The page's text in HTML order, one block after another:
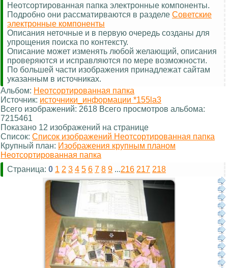
Неотсортированная папка электронные компоненты.
Подробно они рассматирваются в разделе Советские
электронные компоненты
Описания неточные и в первую очередь созданы для
упрощения поиска по контексту.
Описание может изменять любой желающий, описания
проверяются и исправляются по мере возможности.
По большей части изображения принадлежат сайтам
указанным в источниках.
Альбом: Неотсортированная папка
Источник: источники_информации *155la3
Всего изображений: 2618 Всего просмотров альбома:
7215461
Показано 12 изображений на странице
Список: Список изображений Неотсортированная папка
Крупный план: Изображения крупным планом
Неотсортированная папка
Страница: 0 1 2 3 4 5 6 7 8 9 ...216 217 218